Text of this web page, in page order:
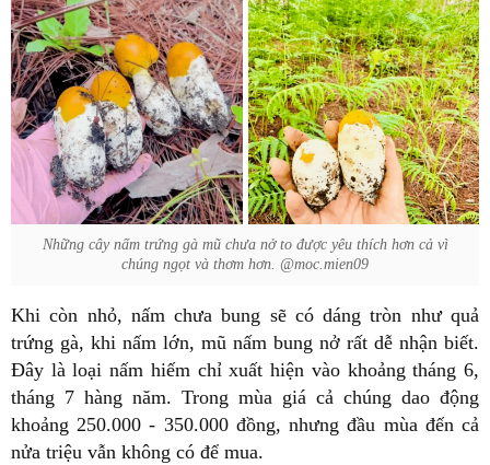
Những cây nấm trứng gà mũ chưa nở to được yêu thích hơn cả vì
chúng ngọt và thơm hơn. @moc.mien09
Khi còn nhỏ, nấm chưa bung sẽ có dáng tròn như quả
trứng gà, khi nấm lớn, mũ nấm bung nở rất dễ nhận biết.
Đây là loại nấm hiếm chỉ xuất hiện vào khoảng tháng 6,
tháng 7 hàng năm. Trong mùa giá cả chúng dao động
khoảng 250.000 - 350.000 đồng, nhưng đầu mùa đến cả
nửa triệu vẫn không có để mua.